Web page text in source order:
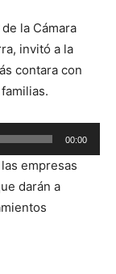
la Cámara
invitó a la
contara con
00:00
empresas
darán a